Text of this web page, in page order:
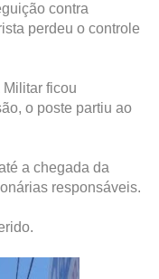
contra
perdeu o controle
ficou
o poste partiu ao
a chegada da
responsáveis.